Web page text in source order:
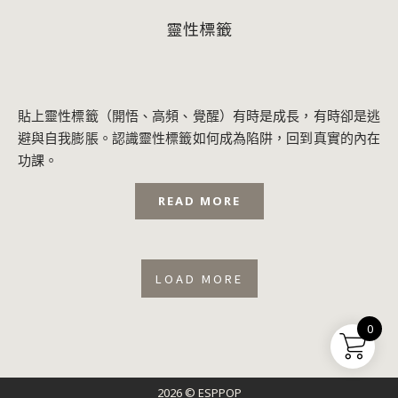
靈性標籤
貼上靈性標籤（開悟、高頻、覺醒）有時是成長，有時卻是逃
避與自我膨脹。認識靈性標籤如何成為陷阱，回到真實的內在
功課。
READ MORE
LOAD MORE
2026 © ESPPOP
0